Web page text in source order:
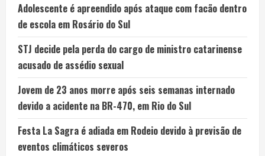
Adolescente é apreendido após ataque com facão dentro
de escola em Rosário do Sul
STJ decide pela perda do cargo de ministro catarinense
acusado de assédio sexual
Jovem de 23 anos morre após seis semanas internado
devido a acidente na BR-470, em Rio do Sul
Festa La Sagra é adiada em Rodeio devido à previsão de
eventos climáticos severos